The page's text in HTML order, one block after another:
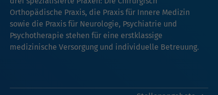
Orthopädische Praxis, die Praxis für Innere Medizin
sowie die Praxis für Neurologie, Psychiatrie und
Psychotherapie stehen für eine erstklassige
medizinische Versorgung und individuelle Betreuung.